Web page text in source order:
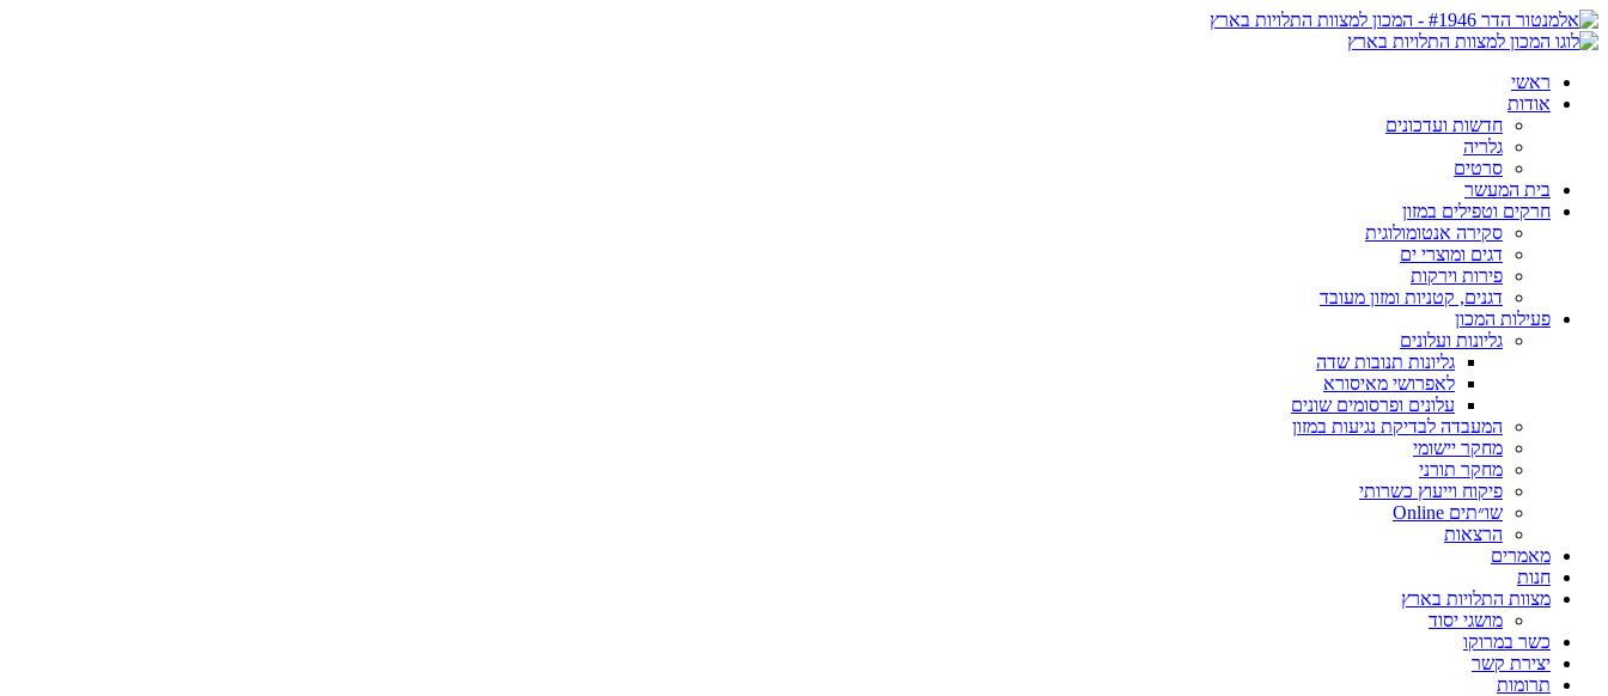
ראשי
אודות
חדשות ועדכונים
גלריה
סרטים
בית המעשר
חרקים וטפילים במזון
סקירה אנטומולוגית
דגים ומוצרי ים
פירות וירקות
דגנים, קטניות ומזון מעובד
פעילות המכון
גליונות ועלונים
גליונות תנובות שדה
לאפרושי מאיסורא
עלונים ופרסומים שונים
המעבדה לבדיקת נגיעות במזון
מחקר יישומי
מחקר תורני
פיקוח וייעוץ כשרותי
שו״תים Online
הרצאות
מאמרים
חנות
מצוות התלויות בארץ
מושגי יסוד
כשר במרוקו
יצירת קשר
תרומות